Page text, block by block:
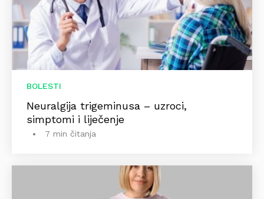
BOLESTI
Neuralgija trigeminusa – uzroci,
simptomi i liječenje
7 min čitanja